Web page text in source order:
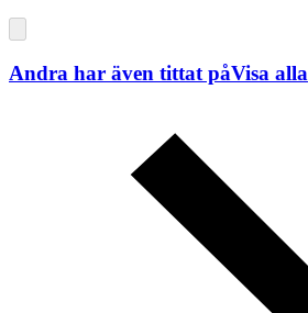
Andra har även tittat påVisa alla